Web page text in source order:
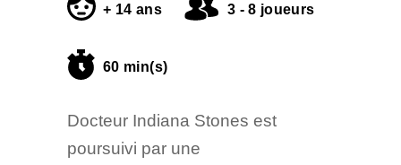
+ 14 ans 3 - 8 joueurs
60 min(s)
Docteur Indiana Stones est
poursuivi par une